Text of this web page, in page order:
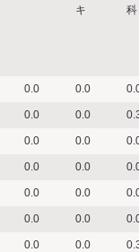
キ
科
0.0 0.0
0.0 0.0
0.0 0.0
0.0 0.0
0.0 0.0
0.0 0.0
0.0 0.0